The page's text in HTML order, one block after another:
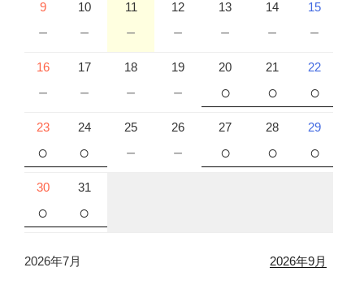
9
－
10
－
11
－
12
－
13
－
14
－
15
－
16
－
17
－
18
－
19
－
20
○
21
○
22
○
23
○
24
○
25
－
26
－
27
○
28
○
29
○
30
○
31
○
2026年7月 2026年9月